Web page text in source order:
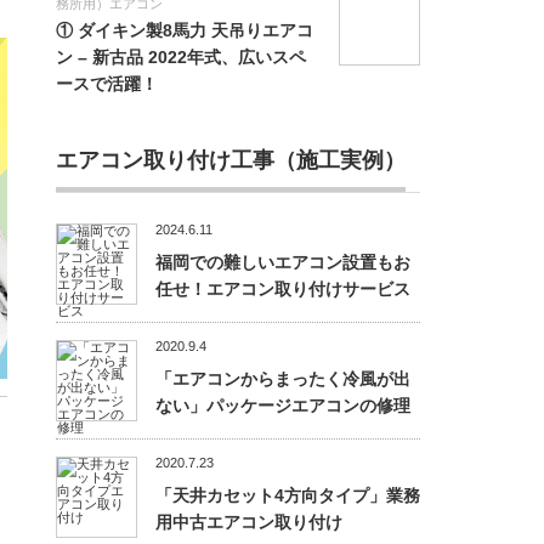
務所用）エアコン
① ダイキン製8馬力 天吊りエアコ
ン – 新古品 2022年式、広いスペ
ースで活躍！
エアコン取り付け工事（施工実例）
2024.6.11
福岡での難しいエアコン設置もお
任せ！エアコン取り付けサービス
2020.9.4
「エアコンからまったく冷風が出
ない」パッケージエアコンの修理
2020.7.23
「天井カセット4方向タイプ」業務
用中古エアコン取り付け